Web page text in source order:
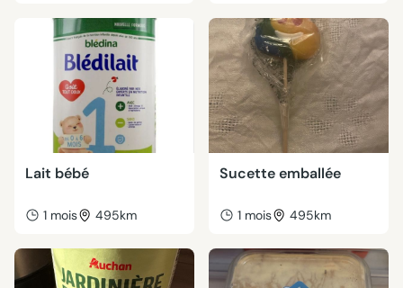
Lait bébé
1 mois 495km
Sucette emballée
1 mois 495km